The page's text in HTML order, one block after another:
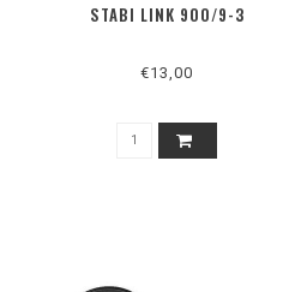
STABI LINK 900/9-3
€13,00